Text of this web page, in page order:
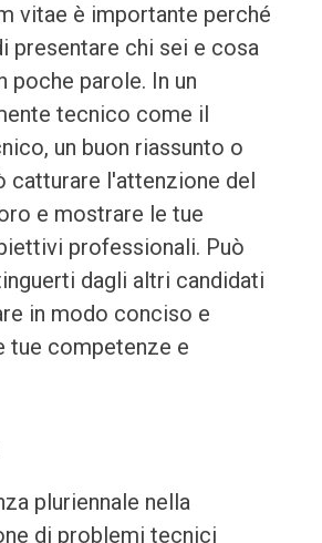
vitae è importante perché
presentare chi sei e cosa
poche parole. In un
tecnico come il
un buon riassunto o
catturare l'attenzione del
e mostrare le tue
professionali. Può
dagli altri candidati
in modo conciso e
tue competenze e
pluriennale nella
di problemi tecnici